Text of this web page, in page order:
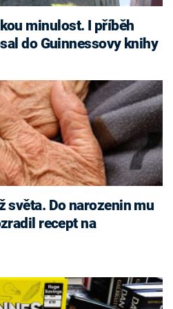
minulost. I příběh
do Guinnessovy knihy
světa. Do narozenin mu
recept na